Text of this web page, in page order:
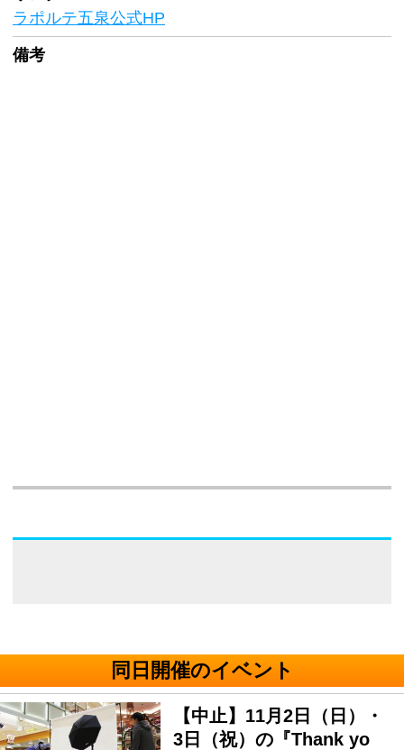
ラポルテ五泉公式HP
備考
同日開催のイベント
【中止】11月2日（日）・
3日（祝）の『Thank yo